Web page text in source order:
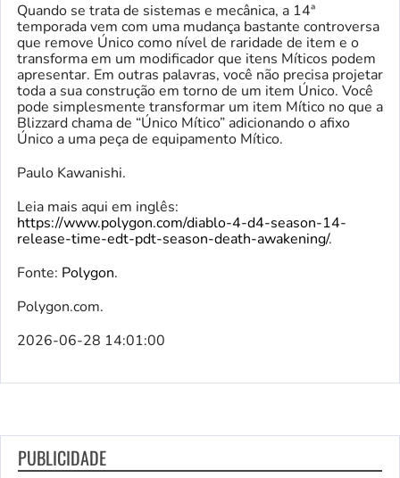
Quando se trata de sistemas e mecânica, a 14ª
temporada vem com uma mudança bastante controversa
que remove Único como nível de raridade de item e o
transforma em um modificador que itens Míticos podem
apresentar. Em outras palavras, você não precisa projetar
toda a sua construção em torno de um item Único. Você
pode simplesmente transformar um item Mítico no que a
Blizzard chama de “Único Mítico” adicionando o afixo
Único a uma peça de equipamento Mítico.
Paulo Kawanishi.
Leia mais aqui em inglês:
https://www.polygon.com/diablo-4-d4-season-14-
release-time-edt-pdt-season-death-awakening/.
Fonte: Polygon.
Polygon.com.
2026-06-28 14:01:00
PUBLICIDADE